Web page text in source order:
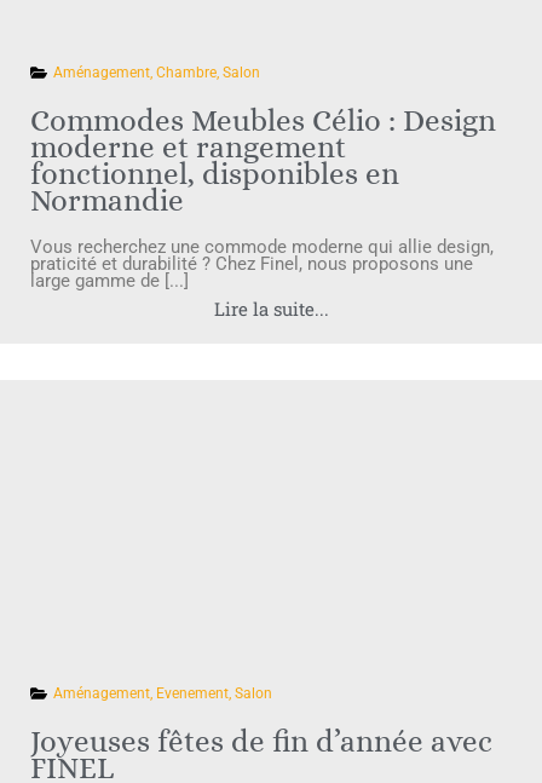
Aménagement, Chambre, Salon
Commodes Meubles Célio : Design
moderne et rangement
fonctionnel, disponibles en
Normandie
Vous recherchez une commode moderne qui allie design,
praticité et durabilité ? Chez Finel, nous proposons une
large gamme de [...]
Lire la suite...
Aménagement Evenement Salon
Joyeuses fêtes de fin d’année avec
FINEL